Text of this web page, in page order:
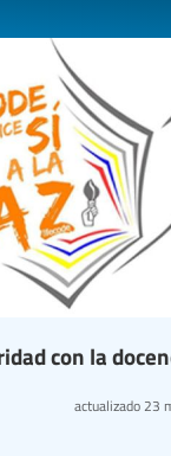
con la
actualizado23